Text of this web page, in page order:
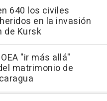
640 los civiles
en la invasión
de Kursk
"ir más allá"
matrimonio de